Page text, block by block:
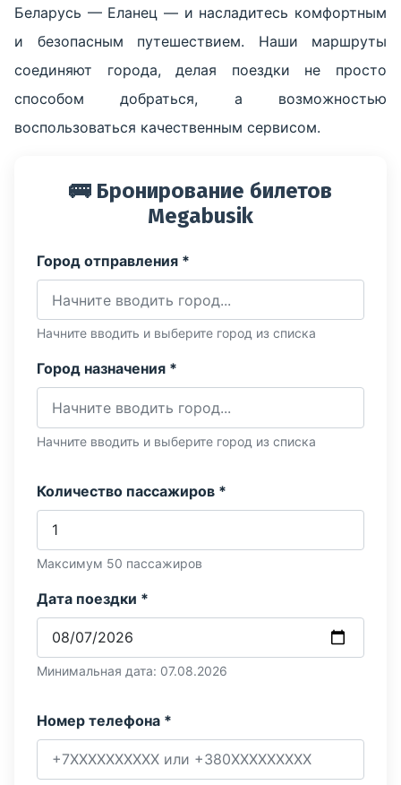
Беларусь — Еланец — и насладитесь комфортным
и безопасным путешествием. Наши маршруты
соединяют города, делая поездки не просто
способом добраться, а возможностью
воспользоваться качественным сервисом.
🚌 Бронирование билетов
Megabusik
Город отправления *
Начните вводить и выберите город из списка
Город назначения *
Начните вводить и выберите город из списка
Количество пассажиров *
Максимум 50 пассажиров
Дата поездки *
Минимальная дата: 07.08.2026
Номер телефона *